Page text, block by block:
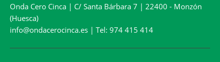
Onda Cero Cinca | C/ Santa Bárbara 7 | 22400 - Monzón
(Huesca)
info@ondacerocinca.es | Tel: 974 415 414